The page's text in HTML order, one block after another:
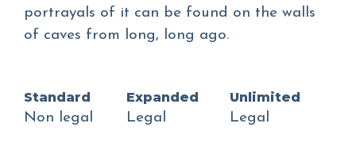
portrayals of it can be found on the walls
of caves from long, long ago.
Standard
Non legal
Expanded
Legal
Unlimited
Legal